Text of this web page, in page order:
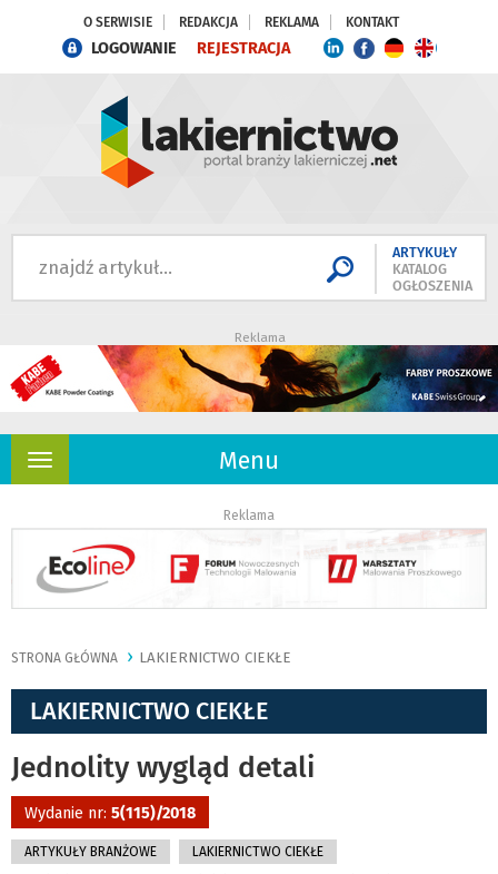
O SERWISIE REDAKCJA REKLAMA KONTAKT
LOGOWANIE REJESTRACJA
ARTYKUŁY
KATALOG
OGŁOSZENIA
Reklama
Menu
Rozwiń
Reklama
STRONA GŁÓWNA LAKIERNICTWO CIEKŁE
LAKIERNICTWO CIEKŁE
Jednolity wygląd detali
Wydanie nr: 5(115)/2018
ARTYKUŁY BRANŻOWE
LAKIERNICTWO CIEKŁE